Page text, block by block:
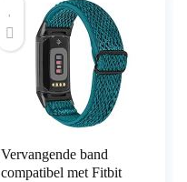
Vervangende band
compatibel met Fitbit